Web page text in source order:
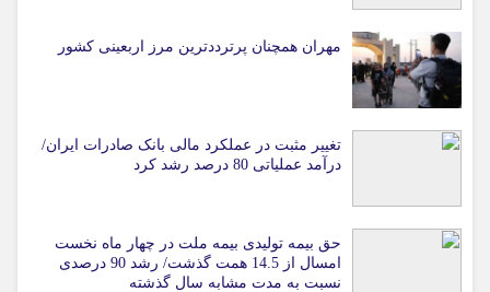
مهران همچنان پرترددترین مرز اربعینی کشور
تغییر مثبت در عملکرد مالی بانک صادرات ایران/
درآمد عملیاتی 80 درصد رشد کرد
حق بیمه تولیدی بیمه ملت در چهار ماه نخست
امسال از 14.5 همت گذشت/ رشد 90 درصدی
نسبت به مدت مشابه سال گذشته